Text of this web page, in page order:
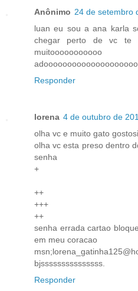
Anônimo 24 de setembro
luan eu sou a ana karla
chegar perto de vc te
Responder
lorena 4 de outubro de
olha vc e muito gato
olha vc esta preso dentro
senha
+
++
+++
++
senha errada cartao
em meu coracao
bjsssssssssssssss.
Responder